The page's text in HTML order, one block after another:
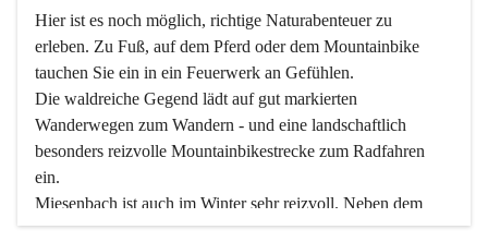
Hier ist es noch möglich, richtige Naturabenteuer zu
erleben. Zu Fuß, auf dem Pferd oder dem Mountainbike
tauchen Sie ein in ein Feuerwerk an Gefühlen.
Die waldreiche Gegend lädt auf gut markierten
Wanderwegen zum Wandern - und eine landschaftlich
besonders reizvolle Mountainbikestrecke zum Radfahren
ein.
Miesenbach ist auch im Winter sehr reizvoll. Neben dem
Eisstockschießen gibt es auf dem nahe gelegenen Unterberg